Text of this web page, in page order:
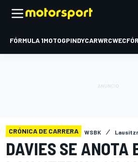
FÓRMULA 1MOTOGPINDYCARWRCWEC
CRÓNICA DE CARRERA WSBK
DAVIES SE ANOTA